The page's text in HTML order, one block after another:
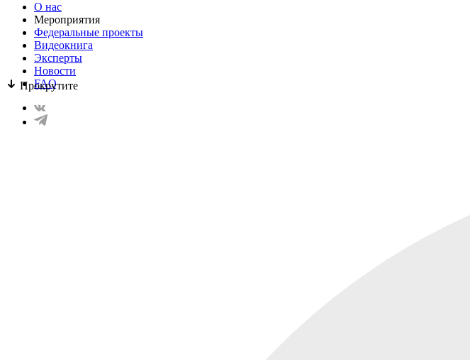
Прокрутите
О нас
Mероприятия
Федеральные проекты
Видеокнига
Эксперты
Новости
FAQ